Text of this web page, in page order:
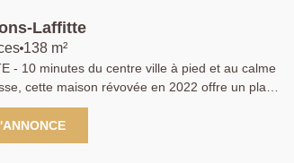
Laffitte
138 m²
- 10 minutes du centre ville à pied et au calme
en 2022 offre un plan
sur le jardin -
sol total avec garage -